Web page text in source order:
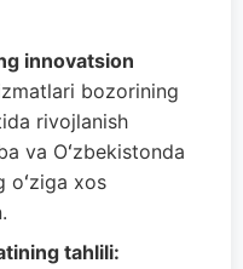
innovatsion
bozorining
rivojlanish
va Oʻzbekistonda
oʻziga xos
tahlili: